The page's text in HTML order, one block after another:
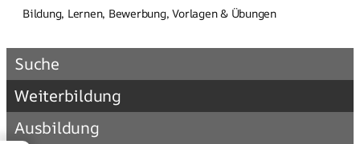
Bildung, Lernen, Bewerbung, Vorlagen & Übungen
Suche
Weiterbildung
Ausbildung